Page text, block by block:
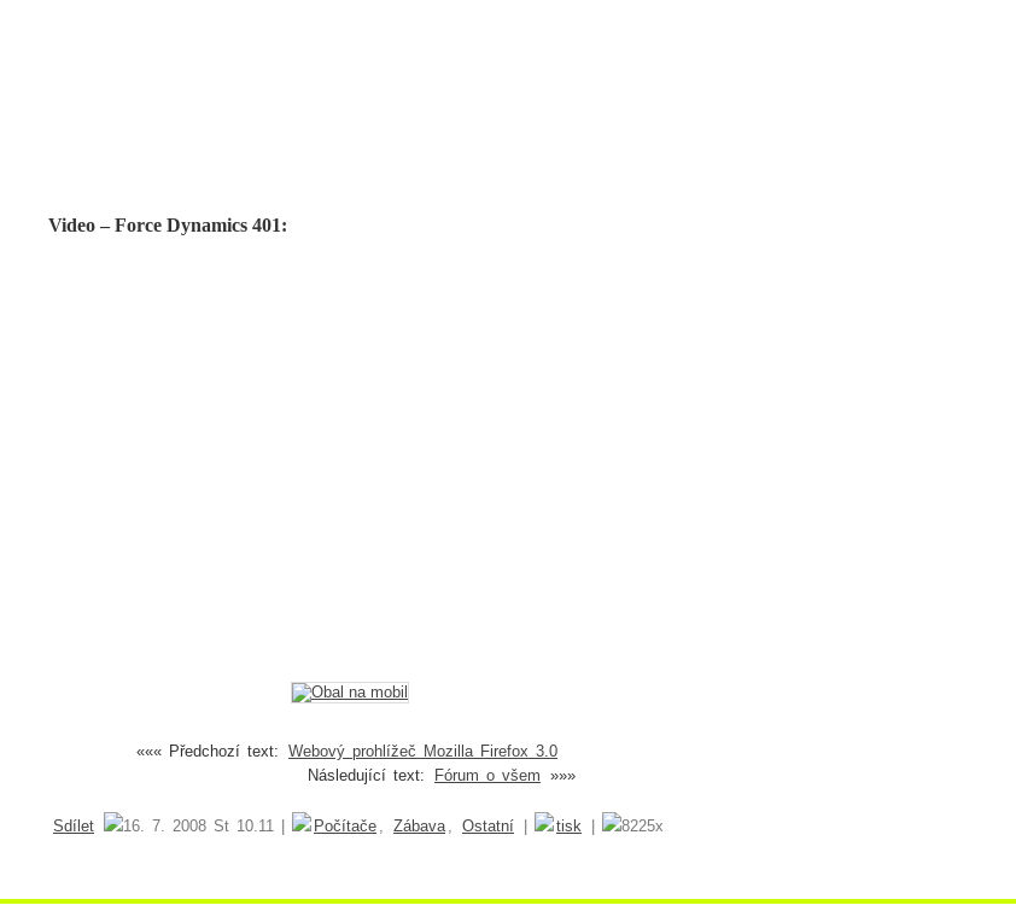
Video – Force Dynamics 401:
««« Předchozí text: Webový prohlížeč Mozilla Firefox 3.0
Následující text:
Fórum o všem »»»
Sdílet 16. 7. 2008 St 10.11 | Počítače , Zábava , Ostatní tisk 8225x